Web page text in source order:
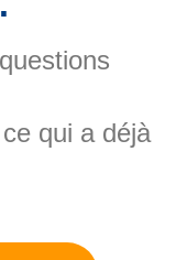
qui a déjà